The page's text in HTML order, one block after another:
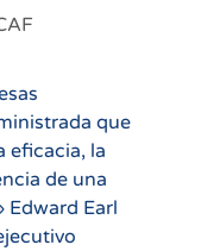
que
eficacia, la
de una
Edward Earl